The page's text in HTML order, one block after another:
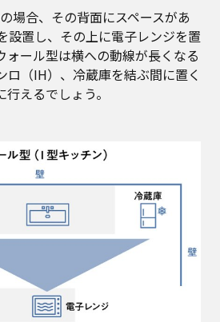
場合、その背面にスペースがあ
設置し、その上に電子レンジを置
ォール型は横への動線が長くなる
ロ（IH）、冷蔵庫を結ぶ間に置く
えるでしょう。